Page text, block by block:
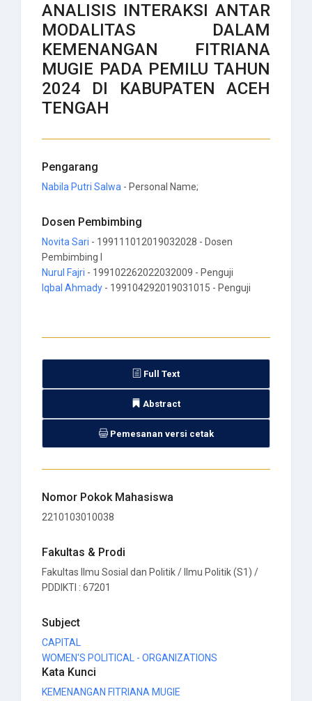
ANALISIS INTERAKSI ANTAR
MODALITAS DALAM
KEMENANGAN FITRIANA
MUGIE PADA PEMILU TAHUN
2024 DI KABUPATEN ACEH
TENGAH
Pengarang
Nabila Putri Salwa - Personal Name;
Dosen Pembimbing
Novita Sari - 199111012019032028 - Dosen
Pembimbing I
Nurul Fajri - 199102262022032009 - Penguji
Iqbal Ahmady - 199104292019031015 - Penguji
Full Text
Abstract
Pemesanan versi cetak
Nomor Pokok Mahasiswa
2210103010038
Fakultas & Prodi
Fakultas Ilmu Sosial dan Politik / Ilmu Politik (S1) /
PDDIKTI : 67201
Subject
CAPITAL
WOMEN'S POLITICAL - ORGANIZATIONS
Kata Kunci
KEMENANGAN FITRIANA MUGIE